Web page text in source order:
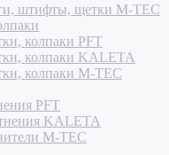
штифты, щетки M-TEC
колпаки PFT
колпаки KALETA
колпаки M-TEC
PFT
KALETA
M-TEC